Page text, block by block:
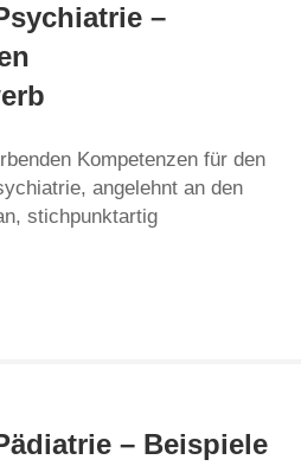
–
Kompetenzen für den
angelehnt an den
stichpunktartig
– Beispiele